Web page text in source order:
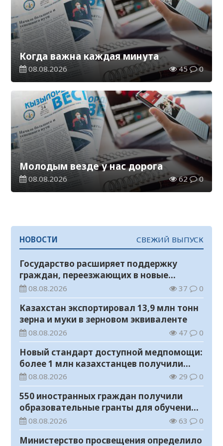
Когда важна каждая минута
08.08.2026 45 0
Молодым везде у нас дорога
08.08.2026 62 0
НОВОСТИ СВЕЖИЙ ВЫПУСК
Государство расширяет поддержку
граждан, переезжающих в новые
регионы для работы
08.08.2026 37 0
Казахстан экспортировал 13,9 млн тонн
зерна и муки в зерновом эквиваленте
08.08.2026 47 0
Новый стандарт доступной медпомощи:
более 1 млн казахстанцев получили
телемедицинские услуги
08.08.2026 29 0
550 иностранных граждан получили
образовательные гранты для обучения в
Казахстане
08.08.2026 63 0
Министерство просвещения определило